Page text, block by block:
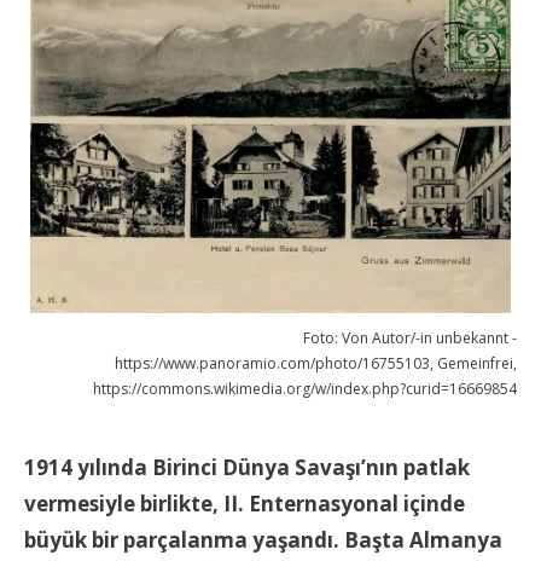
Foto: Von Autor/-in unbekannt -
https://www.panoramio.com/photo/16755103, Gemeinfrei,
https://commons.wikimedia.org/w/index.php?curid=16669854
1914 yılında Birinci Dünya Savaşı’nın patlak
vermesiyle birlikte, II. Enternasyonal içinde
büyük bir parçalanma yaşandı. Başta Almanya